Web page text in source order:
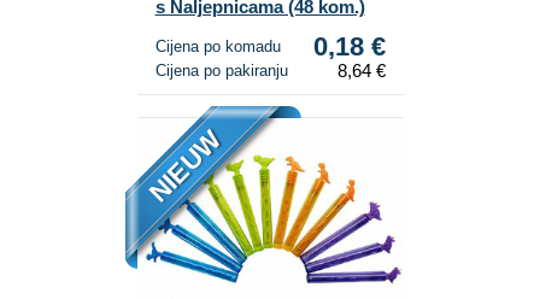
s Naljepnicama (48 kom.)
Cijena po komadu 0,18 €
Cijena po pakiranju 8,64 €
NIEUW